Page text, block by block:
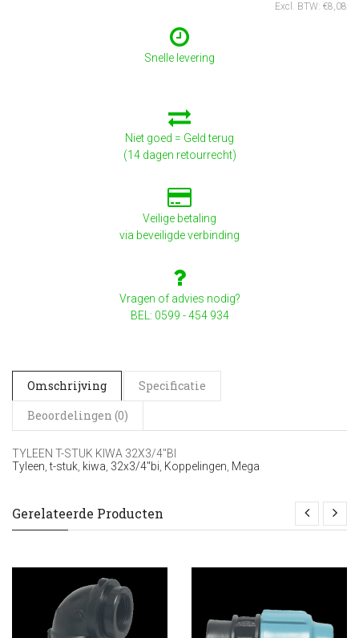
Excl. BTW: €8,08
Snelle levering
Niet goed = Geld terug
(14 dagen retourrecht)
Veilige betaling
via beveiligde verbinding
Vragen of advies nodig?
BEL: 0599 - 454 934
Omschrijving
Specificatie
Beoordelingen (0)
TYLEEN T-STUK KIWA 32X3/4"BI
Tyleen ,t-stuk kiwa 32x3/4"bi Koppelingen Mega
Gerelateerde Producten